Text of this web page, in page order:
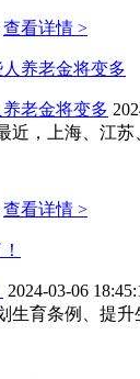
查看详情 >
老金将变多
近，上海、江
查看详情 >
2024-03-06
生育条例、提